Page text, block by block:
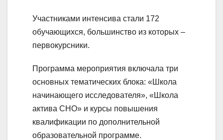
Участниками интенсива стали 172
обучающихся, большинство из которых –
первокурсники.
Программа мероприятия включала три
основных тематических блока: «Школа
начинающего исследователя», «Школа
актива СНО» и курсы повышения
квалификации по дополнительной
образовательной программе.